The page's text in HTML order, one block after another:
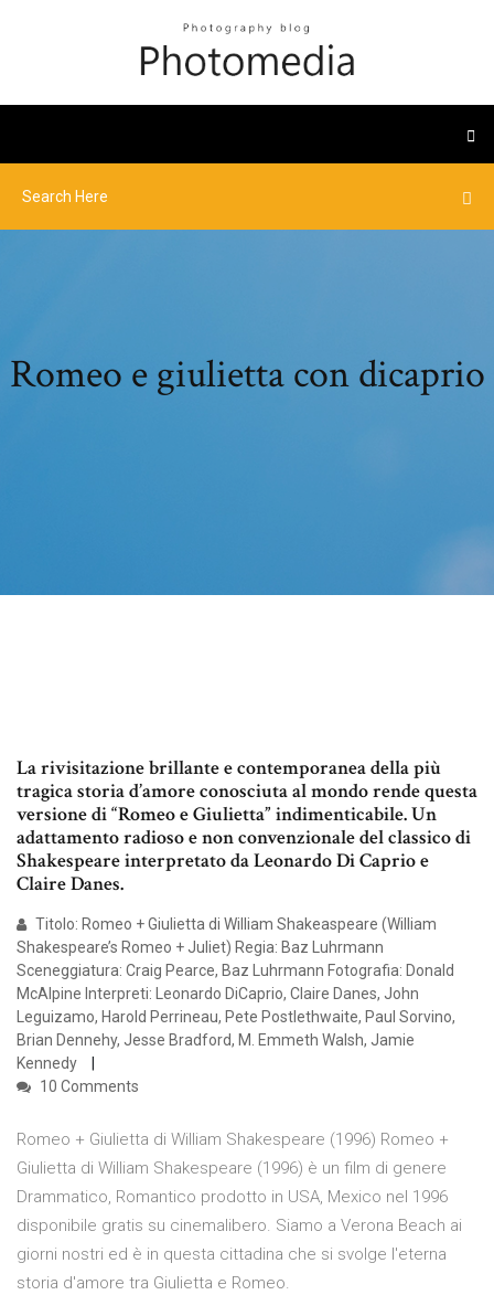
Romeo e giulietta con dicaprio
La rivisitazione brillante e contemporanea della più
tragica storia d’amore conosciuta al mondo rende questa
versione di “Romeo e Giulietta” indimenticabile. Un
adattamento radioso e non convenzionale del classico di
Shakespeare interpretato da Leonardo Di Caprio e
Claire Danes.
Titolo: Romeo + Giulietta di William Shakeaspeare (William
Shakespeare’s Romeo + Juliet) Regia: Baz Luhrmann
Sceneggiatura: Craig Pearce, Baz Luhrmann Fotografia: Donald
McAlpine Interpreti: Leonardo DiCaprio, Claire Danes, John
Leguizamo, Harold Perrineau, Pete Postlethwaite, Paul Sorvino,
Brian Dennehy, Jesse Bradford, M. Emmeth Walsh, Jamie
Kennedy
10 Comments
Romeo + Giulietta di William Shakespeare (1996) Romeo +
Giulietta di William Shakespeare (1996) è un film di genere
Drammatico, Romantico prodotto in USA, Mexico nel 1996
disponibile gratis su cinemalibero. Siamo a Verona Beach ai
giorni nostri ed è in questa cittadina che si svolge l'eterna
storia d'amore tra Giulietta e Romeo.